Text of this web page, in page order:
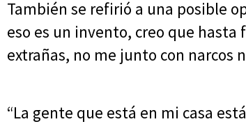
También se refirió a una posible
eso es un invento, creo que hasta
extrañas, no me junto con narcos
“La gente que está en mi casa